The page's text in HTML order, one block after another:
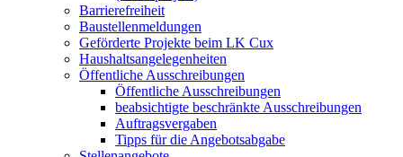
Barrierefreiheit
Baustellenmeldungen
Geförderte Projekte beim LK Cux
Haushaltsangelegenheiten
Öffentliche Ausschreibungen
Öffentliche Ausschreibungen
beabsichtigte beschränkte Ausschreibungen
Auftragsvergaben
Tipps für die Angebotsabgabe